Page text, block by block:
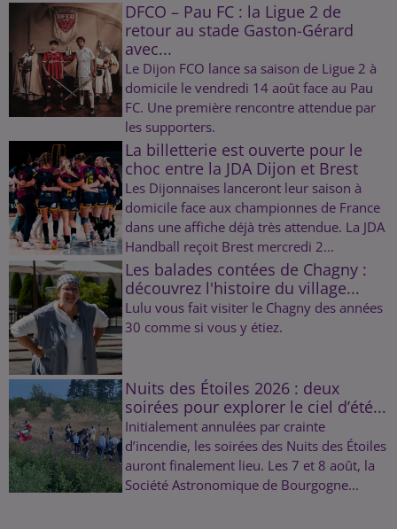
DFCO – Pau FC : la Ligue 2 de
retour au stade Gaston-Gérard
avec...
Le Dijon FCO lance sa saison de Ligue 2 à
domicile le vendredi 14 août face au Pau
FC. Une première rencontre attendue par
les supporters.
La billetterie est ouverte pour le
choc entre la JDA Dijon et Brest
Les Dijonnaises lanceront leur saison à
domicile face aux championnes de France
dans une affiche déjà très attendue. La JDA
Handball reçoit Brest mercredi 2...
Les balades contées de Chagny :
découvrez l'histoire du village...
Lulu vous fait visiter le Chagny des années
30 comme si vous y étiez.
Nuits des Étoiles 2026 : deux
soirées pour explorer le ciel d’été...
Initialement annulées par crainte
d’incendie, les soirées des Nuits des Étoiles
auront finalement lieu. Les 7 et 8 août, la
Société Astronomique de Bourgogne...